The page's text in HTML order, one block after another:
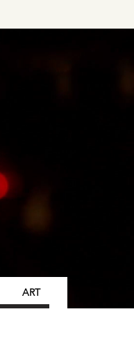
ART